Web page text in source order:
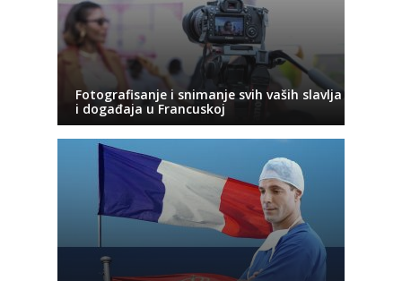
Fotografisanje i snimanje svih vaših slavlja
i događaja u Francuskoj